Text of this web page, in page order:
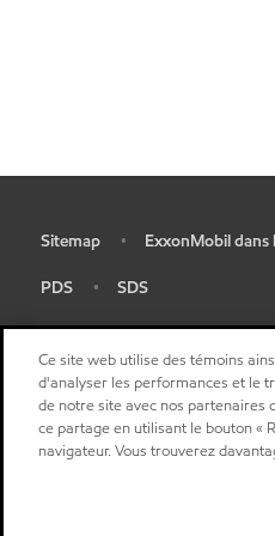
Sitemap • ExxonMobil dans
PDS • SDS
Ce site web utilise des témoins
d'analyser les performances et le
de notre site avec nos partenaires
ce partage en utilisant le bouton «
navigateur. Vous trouverez